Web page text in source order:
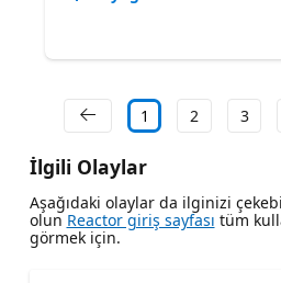
1 2 3
İlgili Olaylar
Aşağıdaki olaylar da ilginizi
olun Reactor giriş sayfası tüm
görmek için.